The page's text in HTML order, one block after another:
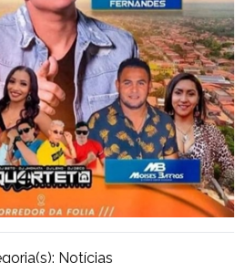
Notícias